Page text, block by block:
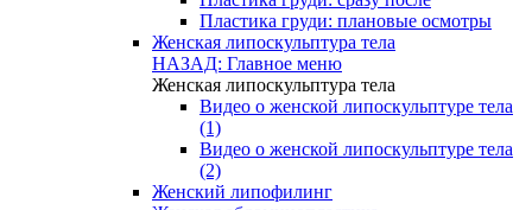
Пластика груди: плановые осмотры
Женская липоскульптура тела
НАЗАД: Главное меню
Женская липоскульптура тела
Видео о женской липоскульптуре тела
(1)
Видео о женской липоскульптуре тела
(2)
Женский липофилинг